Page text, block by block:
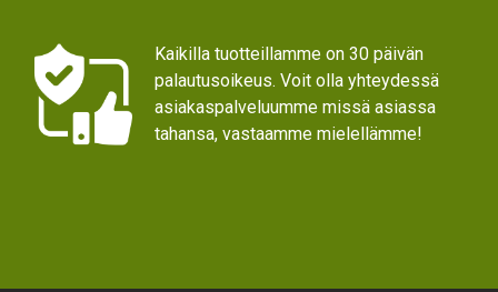
Kaikilla tuotteillamme on 30 päivän
palautusoikeus. Voit olla yhteydessä
asiakaspalveluumme missä asiassa
tahansa, vastaamme mielellämme!